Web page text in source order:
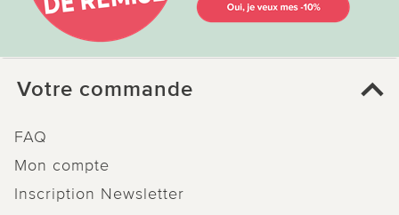
Votre commande
FAQ
Mon compte
Inscription Newsletter